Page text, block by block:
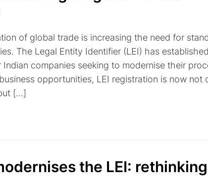
of global trade is increasing the need for
The Legal Entity Identifier (LEI) has
Indian companies seeking to modernise their
opportunities, LEI registration is now not
[…]
the LEI: